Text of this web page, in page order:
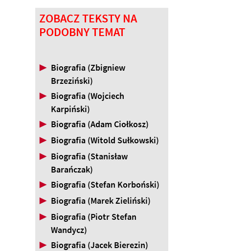
ZOBACZ TEKSTY NA
PODOBNY TEMAT
▶ Biografia (Zbigniew
Brzeziński)
▶ Biografia (Wojciech
Karpiński)
▶ Biografia (Adam Ciołkosz)
▶ Biografia (Witold Sułkowski)
▶ Biografia (Stanisław
Barańczak)
▶ Biografia (Stefan Korboński)
▶ Biografia (Marek Zieliński)
▶ Biografia (Piotr Stefan
Wandycz)
▶ Biografia (Jacek Bierezin)